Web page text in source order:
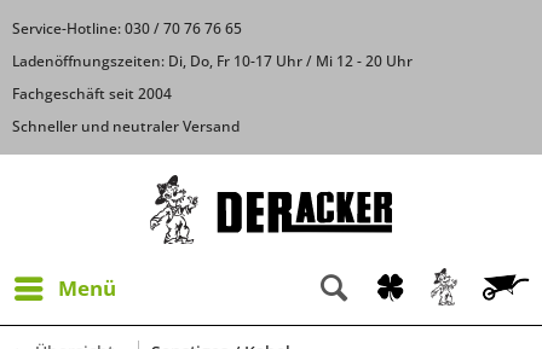
Service-Hotline: 030 / 70 76 76 65
Ladenöffnungszeiten: Di, Do, Fr 10-17 Uhr / Mi 12 - 20 Uhr
Fachgeschäft seit 2004
Schneller und neutraler Versand
Menü